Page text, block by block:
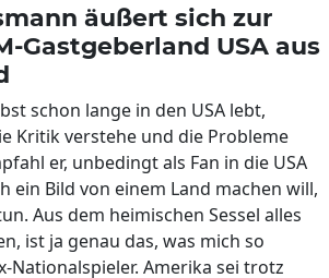
äußert sich zur
Gastgeberland USA aus
schon lange in den USA lebt,
Kritik verstehe und die Probleme
er, unbedingt als Fan in die USA
ein Bild von einem Land machen will,
Aus dem heimischen Sessel alles
ist ja genau das, was mich so
Nationalspieler. Amerika sei trotz